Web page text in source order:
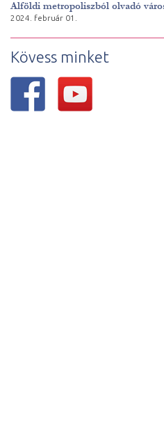
Alföldi metropoliszból olvadó
2024. február 01.
Kövess minket